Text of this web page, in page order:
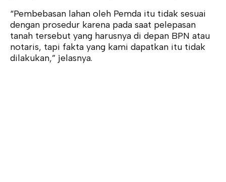
“Pembebasan lahan oleh Pemda itu tidak sesuai
dengan prosedur karena pada saat pelepasan
tanah tersebut yang harusnya di depan BPN atau
notaris, tapi fakta yang kami dapatkan itu tidak
dilakukan,” jelasnya.